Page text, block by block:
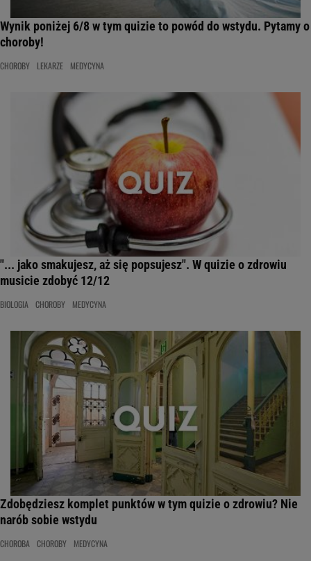
Wynik poniżej 6/8 w tym quizie to powód do wstydu. Pytamy o
choroby!
CHOROBY LEKARZE MEDYCYNA
"... jako smakujesz, aż się popsujesz". W quizie o zdrowiu
musicie zdobyć 12/12
BIOLOGIA CHOROBY MEDYCYNA
Zdobędziesz komplet punktów w tym quizie o zdrowiu? Nie
narób sobie wstydu
CHOROBA CHOROBY MEDYCYNA